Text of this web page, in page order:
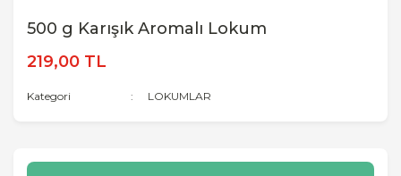
500 g Karışık Aromalı Lokum
219,00 TL
Kategori LOKUMLAR